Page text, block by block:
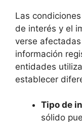
Las
de interés y el
verse
información
entidades
establecer
Tipo de
sólido